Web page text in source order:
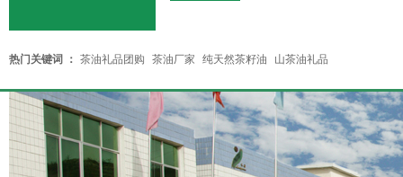
热门关键词 ： 茶油礼品团购 茶油厂家 纯天然茶籽油 山茶油礼品